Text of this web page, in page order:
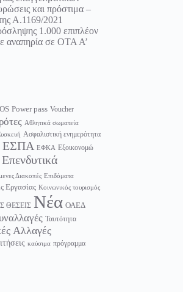
και πρόστιμα –
Α.1169/2021
1.000 επιπλέον
αναπηρία σε ΟΤΑ Α’
Power pass Voucher
Αθλητικά σωματεία
Ασφαλιστική ενημερότητα
ΕΣΠΑ ΕΦΚΑ Εξοικονομώ
Επενδυτικά
Διακοπές Επιδόματα
Εργασίας Κοινωνικός τουρισμός
ΘΕΣΕΙΣ Νέα ΟΑΕΔ
Ταυτότητα
Αλλαγές
καύσιμα πρόγραμμα